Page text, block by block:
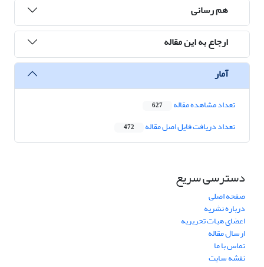
هم رسانی
ارجاع به این مقاله
آمار
تعداد مشاهده مقاله 627
تعداد دریافت فایل اصل مقاله 472
دسترسی سریع
صفحه اصلی
درباره نشریه
اعضای هیات تحریریه
ارسال مقاله
تماس با ما
نقشه سایت